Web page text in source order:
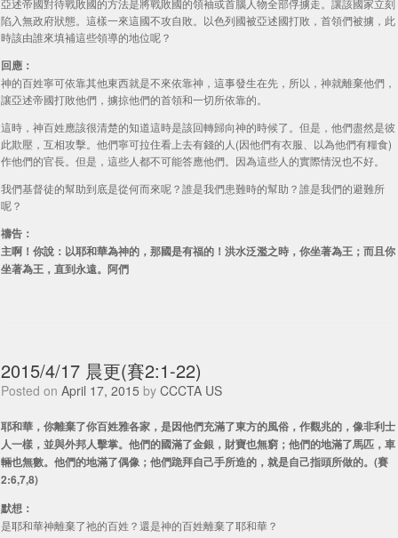
亞述帝國對待戰敗國的方法是將戰敗國的領袖或首腦人物全部俘擄走。讓該國家立刻
陷入無政府狀態。這樣一來這國不攻自敗。以色列國被亞述國打敗，首領們被擄，此
時該由誰來填補這些領導的地位呢？
回應：
神的百姓寧可依靠其他東西就是不來依靠神，這事發生在先，所以，神就離棄他們，
讓亞述帝國打敗他們，擄掠他們的首領和一切所依靠的。
這時，神百姓應該很清楚的知道這時是該回轉歸向神的時候了。但是，他們盡然是彼
此欺壓，互相攻擊。他們寧可拉住看上去有錢的人(因他們有衣服、以為他們有糧食)
作他們的官長。但是，這些人都不可能答應他們。因為這些人的實際情況也不好。
我們基督徒的幫助到底是從何而來呢？誰是我們患難時的幫助？誰是我們的避難所
呢？
禱告：
主啊！你說：以耶和華為神的，那國是有福的！洪水泛濫之時，你坐著為王；而且你
坐著為王，直到永遠。阿們
2015/4/17 晨更(賽2:1-22)
Posted on April 17, 2015 by CCCTA US
耶和華，你離棄了你百姓雅各家，是因他們充滿了東方的風俗，作觀兆的，像非利士
人一樣，並與外邦人擊掌。他們的國滿了金銀，財寶也無窮；他們的地滿了馬匹，車
輛也無數。他們的地滿了偶像；他們跪拜自己手所造的，就是自己指頭所做的。(賽
2:6,7,8)
默想：
是耶和華神離棄了祂的百姓？還是神的百姓離棄了耶和華？